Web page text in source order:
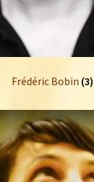
Frédéric Bobin (3)